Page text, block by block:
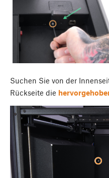
Suchen Sie von der
Rückseite die